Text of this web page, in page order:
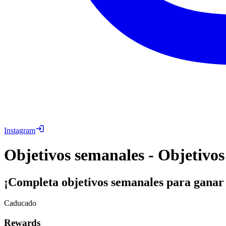
Instagram
Objetivos semanales - Objetivos
¡Completa objetivos semanales para
Caducado
Rewards